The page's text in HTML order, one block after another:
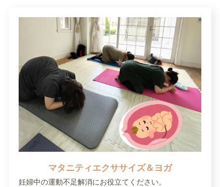
マタニティエクササイズ＆ヨガ
妊婦中の運動不足解消にお役立てください。